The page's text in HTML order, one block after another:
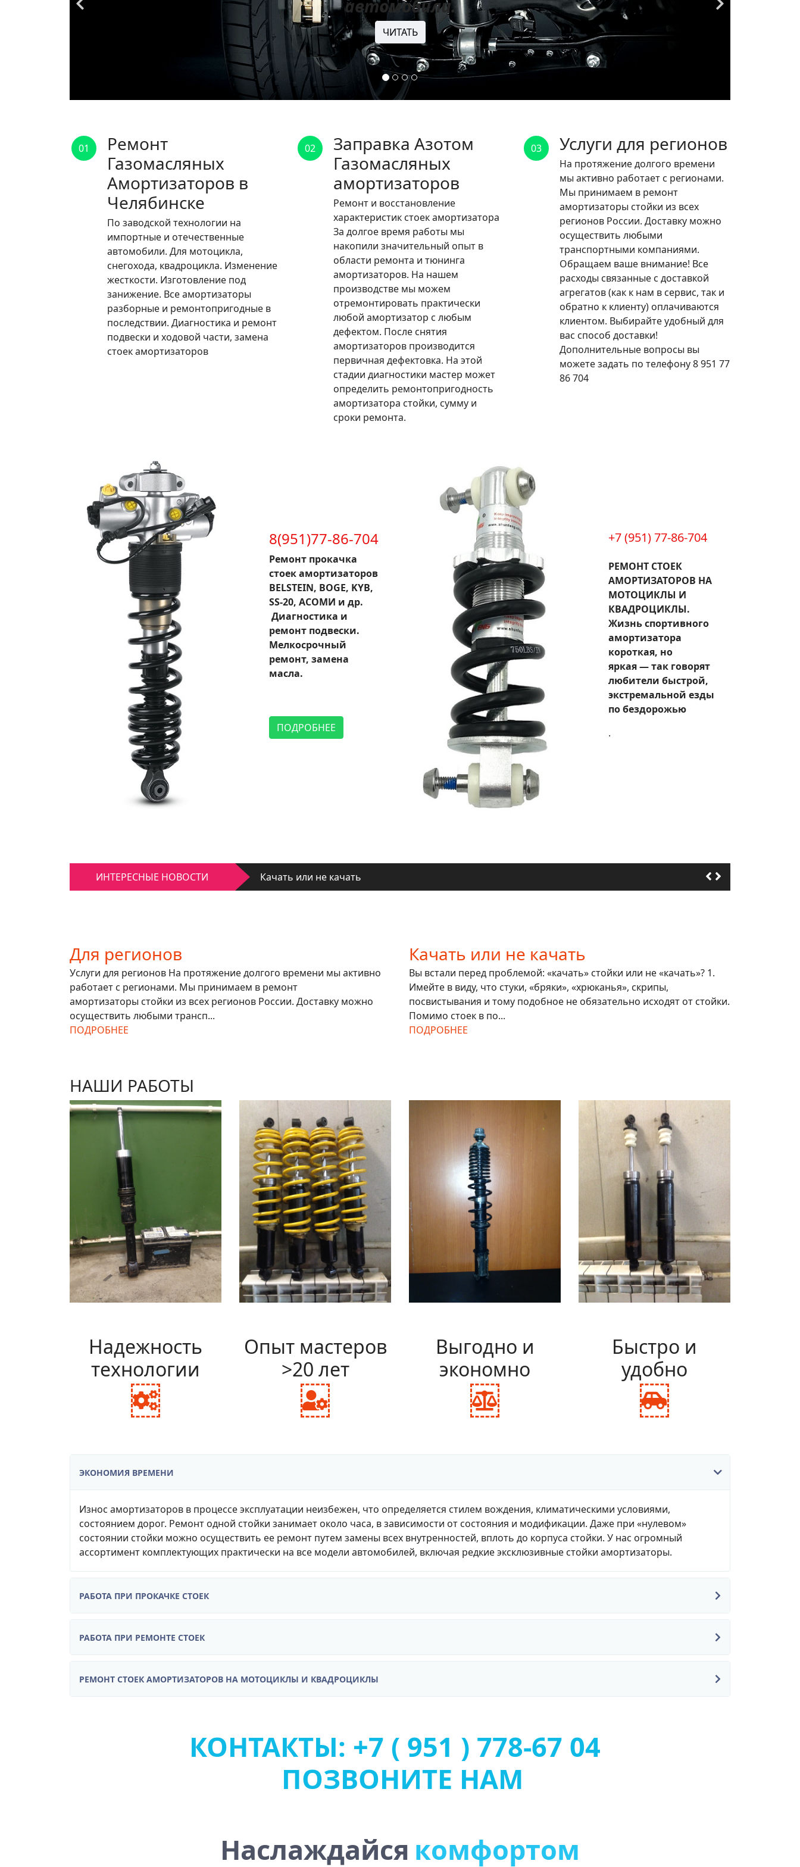
автомобили.
ЧИТАТЬ
01
Ремонт
Газомасляных
Амортизаторов в
Челябинске
По заводской технологии на
импортные и отечественные
автомобили. Для мотоцикла,
снегохода, квадроцикла. Изменение
жесткости. Изготовление под
занижение. Все амортизаторы
разборные и ремонтопригодные в
последствии. Диагностика и ремонт
подвески и ходовой части, замена
стоек амортизаторов
02
Заправка Азотом
Газомасляных
амортизаторов
Ремонт и восстановление
характеристик стоек амортизатора
За долгое время работы мы
накопили значительный опыт в
области ремонта и тюнинга
амортизаторов. На нашем
производстве мы можем
отремонтировать практически
любой амортизатор с любым
дефектом. После снятия
амортизаторов производится
первичная дефектовка. На этой
стадии диагностики мастер может
определить ремонтопригодность
амортизатора стойки, сумму и
сроки ремонта.
03 Услуги для регионов
На протяжение долгого времени
мы активно работает с регионами.
Мы принимаем в ремонт
амортизаторы стойки из всех
регионов России. Доставку можно
осуществить любыми
транспортными компаниями.
Обращаем ваше внимание! Все
расходы связанные с доставкой
агрегатов (как к нам в сервис, так и
обратно к клиенту) оплачиваются
клиентом. Выбирайте удобный для
вас способ доставки!
Дополнительные вопросы вы
можете задать по телефону 8 951 77
86 704
8(951)77-86-704
Ремонт прокачка
стоек амортизаторов
BELSTEIN, BOGE, KYB,
SS-20, АСОМИ и др.
Диагностика и
ремонт подвески.
Мелкосрочный
ремонт, замена
масла.
ПОДРОБНЕЕ
+7 (951) 77-86-704
РЕМОНТ СТОЕК
АМОРТИЗАТОРОВ НА
МОТОЦИКЛЫ И
КВАДРОЦИКЛЫ.
Жизнь спортивного
амортизатора
короткая, но
яркая — так говорят
любители быстрой,
экстремальной езды
по бездорожью
.
ИНТЕРЕСНЫЕ НОВОСТИ Качать или не качать
Для регионов
Услуги для регионов На протяжение долгого времени мы активно
работает с регионами. Мы принимаем в ремонт
амортизаторы стойки из всех регионов России. Доставку можно
осуществить любыми трансп...
ПОДРОБНЕЕ
Качать или не качать
Вы встали перед проблемой: «качать» стойки или не «качать»? 1.
Имейте в виду, что стуки, «бряки», «хрюканья», скрипы,
посвистывания и тому подобное не обязательно исходят от стойки.
Помимо стоек в по...
ПОДРОБНЕЕ
НАШИ РАБОТЫ
Надежность
технологии
fa
Опыт мастеров
>20 лет
fas
Выгодно и
экономно
fas
Быстро и
удобно
fas
ЭКОНОМИЯ ВРЕМЕНИ
Износ амортизаторов в процессе эксплуатации неизбежен, что определяется стилем вождения, климатическими условиями,
состоянием дорог. Ремонт одной стойки занимает около часа, в зависимости от состояния и модификации. Даже при «нулевом»
состоянии стойки можно осуществить ее ремонт путем замены всех внутренностей, вплоть до корпуса стойки. У нас огромный
ассортимент комплектующих практически на все модели автомобилей, включая редкие эксклюзивные стойки амортизаторы.
РАБОТА ПРИ ПРОКАЧКЕ СТОЕК
РАБОТА ПРИ РЕМОНТЕ СТОЕК
РЕМОНТ СТОЕК АМОРТИЗАТОРОВ НА МОТОЦИКЛЫ И КВАДРОЦИКЛЫ
КОНТАКТЫ: +7 ( 951 ) 778-67 04
ПОЗВОНИТЕ НАМ
Наслаждайся комфортом